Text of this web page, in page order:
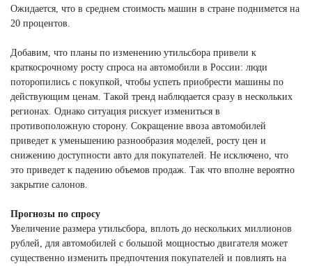
Ожидается, что в среднем стоимость машин в стране поднимется на
20 процентов.
Добавим, что планы по изменению утильсбора привели к
краткосрочному росту спроса на автомобили в России: люди
поторопились с покупкой, чтобы успеть приобрести машины по
действующим ценам. Такой тренд наблюдается сразу в нескольких
регионах. Однако ситуация рискует измениться в
противоположную сторону. Сокращение ввоза автомобилей
приведет к уменьшению разнообразия моделей, росту цен и
снижению доступности авто для покупателей. Не исключено, что
это приведет к падению объемов продаж. Так что вполне вероятно
закрытие салонов.
Прогнозы по спросу
Увеличение размера утильсбора, вплоть до нескольких миллионов
рублей, для автомобилей с большой мощностью двигателя может
существенно изменить предпочтения покупателей и повлиять на